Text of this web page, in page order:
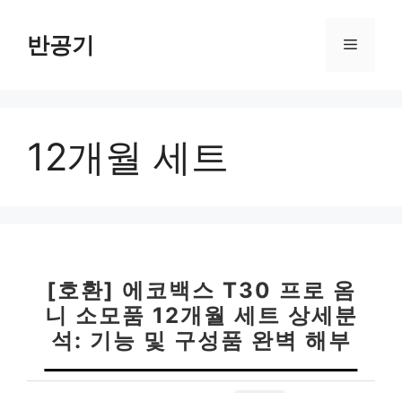
반공기 메
12개월 세트
[호환] 에코백스 T30 프로 옴
니 소모품 12개월 세트 상세분
석: 기능 및 구성품 완벽 해부